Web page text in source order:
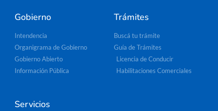
Gobierno
Intendencia
Organigrama de Gobierno
Gobierno Abierto
Información Pública
Trámites
Buscá tu trámite
Guía de Trámites
Licencia de Conducir
Habilitaciones Comerciales
Servicios